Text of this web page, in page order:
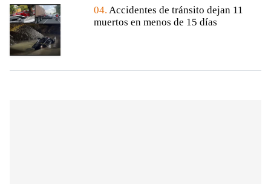
04. Accidentes de tránsito dejan 11
muertos en menos de 15 días